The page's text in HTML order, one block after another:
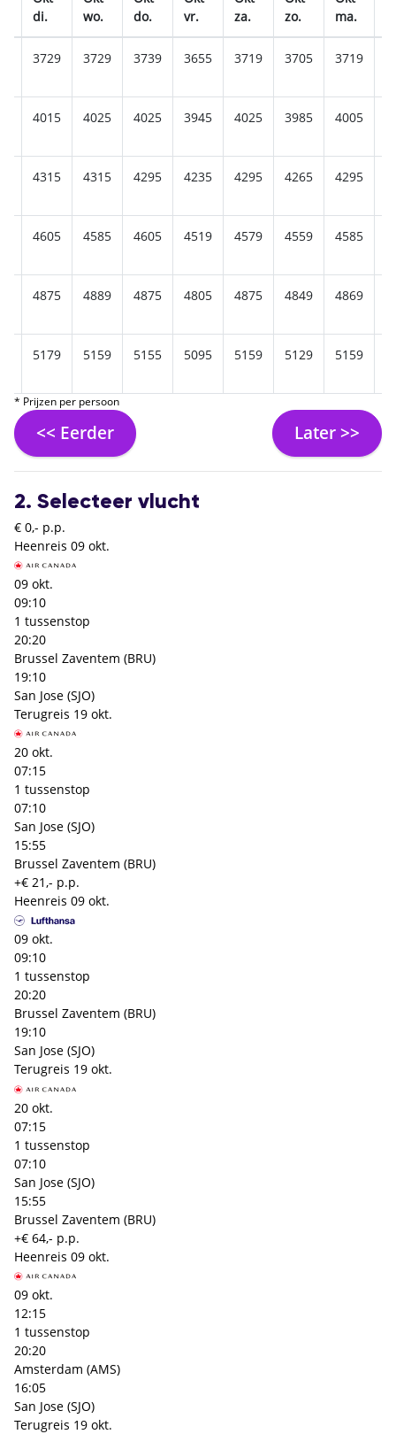
di.
wo.
do.
vr.
za.
zo.
ma.
3729 3729 3739 3655 3719 3705 3719
4015 4025 4025 3945 4025 3985 4005
4315 4315 4295 4235 4295 4265 4295
4605 4585 4605 4519 4579 4559 4585
4875 4889 4875 4805 4875 4849 4869
5179 5159 5155 5095 5159 5129 5159
* Prijzen per persoon
<< Eerder Later >>
2. Selecteer vlucht
€ 0,- p.p.
Heenreis 09 okt.
09 okt.
09:10
1 tussenstop
20:20
Brussel Zaventem (BRU)
19:10
San Jose (SJO)
Terugreis 19 okt.
20 okt.
07:15
1 tussenstop
07:10
San Jose (SJO)
15:55
Brussel Zaventem (BRU)
+€ 21,- p.p.
Heenreis 09 okt.
09 okt.
09:10
1 tussenstop
20:20
Brussel Zaventem (BRU)
19:10
San Jose (SJO)
Terugreis 19 okt.
20 okt.
07:15
1 tussenstop
07:10
San Jose (SJO)
15:55
Brussel Zaventem (BRU)
+€ 64,- p.p.
Heenreis 09 okt.
09 okt.
12:15
1 tussenstop
20:20
Amsterdam (AMS)
16:05
San Jose (SJO)
Terugreis 19 okt.